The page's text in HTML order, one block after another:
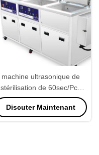
machine ultrasonique de
stérilisation de 60sec/Pcs
220V pour des industries
Discuter Maintenant